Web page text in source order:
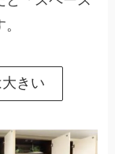
きい